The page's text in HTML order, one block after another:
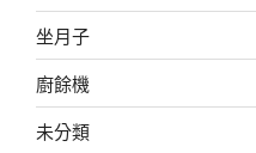
坐月子
廚餘機
未分類